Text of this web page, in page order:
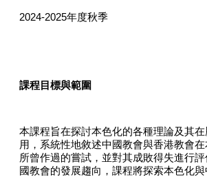
2024-2025年度秋季
課程目標與範圍
本課程旨在探討本色化的各種理論及其
用，系統性地敘述中國教會與香港教會
所曾作過的嘗試，並對其成敗得失進行
國教會的發展趨向，課程將探索本色化